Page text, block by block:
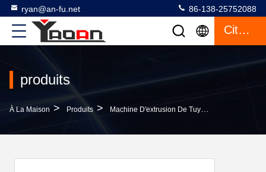
ryan@an-fu.net 86-138-25752088
Citation
produits
À La Maison > Produits > Machine D'extrusion De Tuyaux En Plastique